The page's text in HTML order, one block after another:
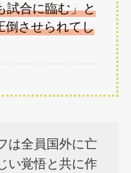
試合に臨む」と
倒させられてし
は全員国外に亡
い覚悟と共に作